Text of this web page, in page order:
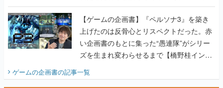
画書】
【ゲームの企画書】『ペルソナ3』を築き
上げたのは反骨心とリスペクトだった。赤
い企画書のもとに集った“愚連隊”がシリー
ズを生まれ変わらせるまで【橋野桂インタ
ゲームの企画書の記事一覧